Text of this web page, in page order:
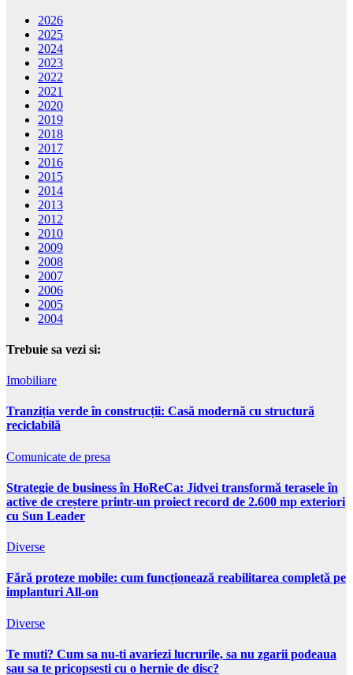
2026
2025
2024
2023
2022
2021
2020
2019
2018
2017
2016
2015
2014
2013
2012
2010
2009
2008
2007
2006
2005
2004
Trebuie sa vezi si:
Imobiliare
Tranziția verde în construcții: Casă modernă cu structură
reciclabilă
Comunicate de presa
Strategie de business în HoReCa: Jidvei transformă terasele în
active de creștere printr-un proiect record de 2.600 mp exteriori
cu Sun Leader
Diverse
Fără proteze mobile: cum funcționează reabilitarea completă pe
implanturi All-on
Diverse
Te muti? Cum sa nu-ti avariezi lucrurile, sa nu zgarii podeaua
sau sa te pricopsesti cu o hernie de disc?